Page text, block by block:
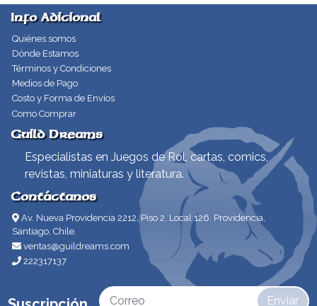
Info Adicional
Quiénes somos
Dónde Estamos
Términos y Condiciones
Medios de Pago
Costo y Forma de Envíos
Como Comprar
Guild Dreams
Especialistas en Juegos de Rol, cartas, comics,
revistas, miniaturas y literatura.
Contáctanos
Av. Nueva Providencia 2212, Piso 2, Local 126. Providencia,
Santiago, Chile.
ventas@guildreams.com
222317137
Enviar